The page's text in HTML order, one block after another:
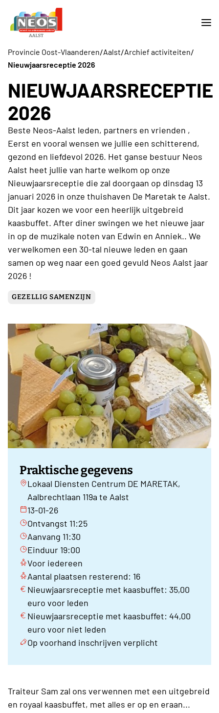
Provincie Oost-Vlaanderen/Aalst/Archief activiteiten/
Nieuwjaarsreceptie 2026
NIEUWJAARSRECEPTIE
2026
Beste Neos-Aalst leden, partners en vrienden ,
Eerst en vooral wensen we jullie een schitterend,
gezond en liefdevol 2026. Het ganse bestuur Neos
Aalst heet jullie van harte welkom op onze
Nieuwjaarsreceptie die zal doorgaan op dinsdag 13
januari 2026 in onze thuishaven De Maretak te Aalst.
Dit jaar kozen we voor een heerlijk uitgebreid
kaasbuffet. After diner swingen we het nieuwe jaar
in op de muzikale noten van Edwin en Anniek.. We
verwelkomen een 30-tal nieuwe leden en gaan
samen op weg naar een goed gevuld Neos Aalst jaar
2026 !
GEZELLIG SAMENZIJN
Praktische gegevens
Lokaal Diensten Centrum DE MARETAK,
Aalbrechtlaan 119a te Aalst
13-01-26
Ontvangst 11:25
Aanvang 11:30
Einduur 19:00
Voor iedereen
Aantal plaatsen resterend: 16
Nieuwjaarsreceptie met kaasbuffet: 35,00
euro voor leden
Nieuwjaarsreceptie met kaasbuffet: 44,00
euro voor niet leden
Op voorhand inschrijven verplicht
Traiteur Sam zal ons verwennen met een uitgebreid
en royaal kaasbuffet, met alles er op en eraan...